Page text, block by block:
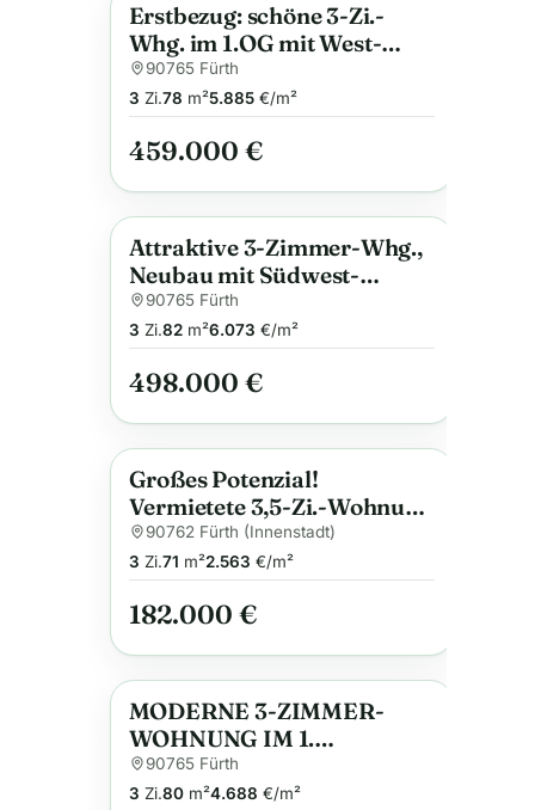
Anzeige
Erstbezug: schöne 3-Zi.-
Whg. im 1.OG mit West-
Balkon, Effizienz A+,
Wärmepumpe, Bad mit
Fenster, u.v.m.
90765 Fürth
3 Zi.78 m²5.885€/m²
459.000 €
Anzeige
Attraktive 3-Zimmer-Whg.,
Neubau mit Südwest-
Balkon, Markise, hell und
freundlich, Bad mit Fenster,
Abstellraum, u.v.m.,
Effizienz A+
90765 Fürth
3 Zi.82m²6.073 €/m²
498.000 €
Anzeige
Großes Potenzial!
Vermietete 3,5-Zi.-Wohnung
in der Fürther Innenstadt –
Provisionsfrei
90762 Fürth (Innenstadt)
3 Zi.71 m²2.563 €/m²
182.000 €
Anzeige
MODERNE 3-ZIMMER-
WOHNUNG IM 1.
OBERGESCHOSS MIT
BALKON IN FÜRTH
90765 Fürth
3 Zi.80m²4.688 €/m²